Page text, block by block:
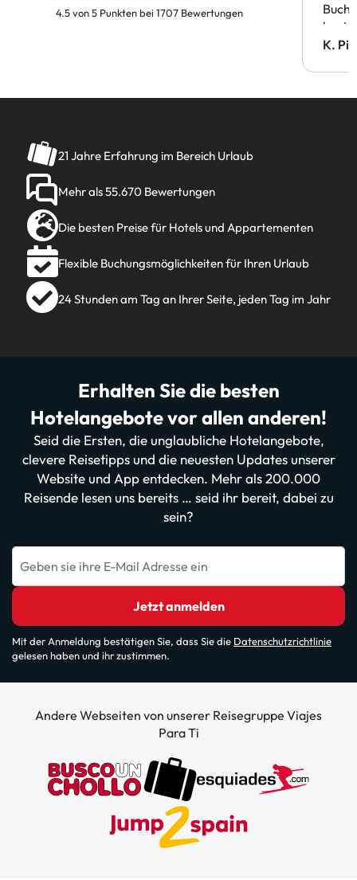
4.5 von 5 Punkten bei 1707 Bewertungen
K.
21 Jahre Erfahrung im Bereich Urlaub
Mehr als 55.670 Bewertungen
Die besten Preise für Hotels und Appartementen
Flexible Buchungsmöglichkeiten für Ihren Urlaub
24 Stunden am Tag an Ihrer Seite, jeden Tag im Jahr
Erhalten Sie die besten
Hotelangebote vor allen anderen!
Seid die Ersten, die unglaubliche Hotelangebote,
clevere Reisetipps und die neuesten Updates unserer
Website und App entdecken. Mehr als 200.000
Reisende lesen uns bereits … seid ihr bereit, dabei zu
sein?
Geben sie ihre E-Mail Adresse ein
Jetzt anmelden
Mit der Anmeldung bestätigen Sie, dass Sie die Datenschutzrichtlinie
gelesen haben und ihr zustimmen.
Andere Webseiten von unserer Reisegruppe Viajes
Para Ti